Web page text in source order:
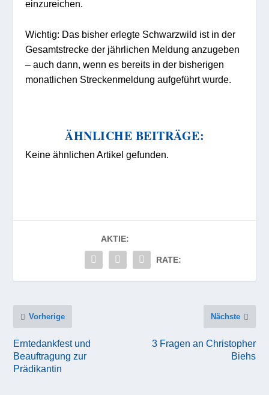
einzureichen.
Wichtig: Das bisher erlegte Schwarzwild ist in der
Gesamtstrecke der jährlichen Meldung anzugeben
– auch dann, wenn es bereits in der bisherigen
monatlichen Streckenmeldung aufgeführt wurde.
ÄHNLICHE BEITRÄGE:
Keine ähnlichen Artikel gefunden.
AKTIE:
RATE:
Vorherige
Erntedankfest und
Beauftragung zur
Prädikantin
Nächste
3 Fragen an Christopher
Biehs